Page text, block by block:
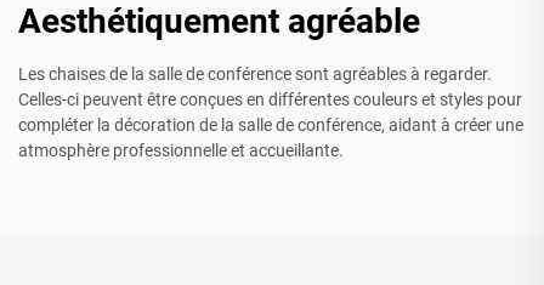
Aesthétiquement agréable
Les chaises de la salle de conférence sont agréables à regarder.
Celles-ci peuvent être conçues en différentes couleurs et styles pour
compléter la décoration de la salle de conférence, aidant à créer une
atmosphère professionnelle et accueillante.